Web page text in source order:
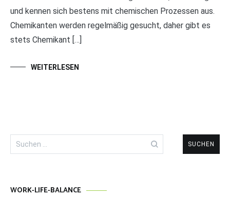
und kennen sich bestens mit chemischen Prozessen aus.
Chemikanten werden regelmäßig gesucht, daher gibt es
stets Chemikant […]
WEITERLESEN
Suchen
nach:
WORK-LIFE-BALANCE